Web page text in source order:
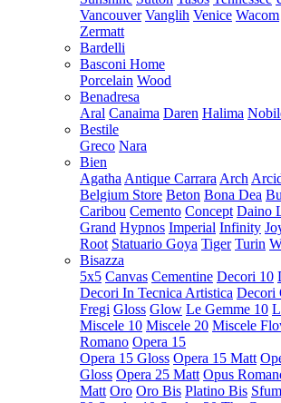
Vancouver Vanglih Venice Wacom
Zermatt
Bardelli
Basconi Home
Porcelain Wood
Benadresa
Aral Canaima Daren Halima
Bestile
Greco Nara
Bien
Agatha Antique Carrara Arch
Belgium Store Beton Bona Dea
Caribou Cemento Concept Daino
Grand Hypnos Imperial Infinity
Root Statuario Goya Tiger Turin
Bisazza
5x5 Canvas Cementine Decori 10
Decori In Tecnica Artistica Decori
Fregi Gloss Glow Le Gemme 10
Miscele 10 Miscele 20 Miscele
Romano Opera 15
Opera 15 Gloss Opera 15 Matt
Gloss Opera 25 Matt Opus
Matt Oro Oro Bis Platino Bis